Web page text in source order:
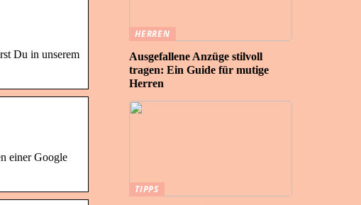
Du in unserem
einer Google
HERREN
Ausgefallene Anzüge stilvoll
tragen: Ein Guide für mutige
Herren
TIPPS